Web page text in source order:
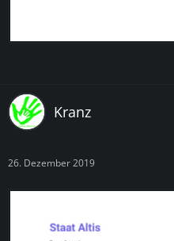
Kranz
26. Dezember 2019